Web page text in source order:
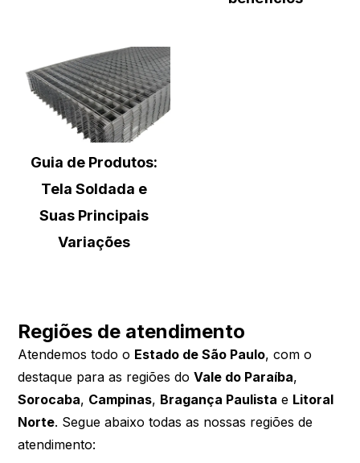
Guia de Produtos:
Tela Soldada e
Suas Principais
Variações
Regiões de atendimento
Atendemos todo o Estado de São Paulo, com o
destaque para as regiões doVale do Paraíba,
Sorocaba, Campinas, Bragança Paulista e Litoral
Norte. Segue abaixo todas as nossas regiões de
atendimento: